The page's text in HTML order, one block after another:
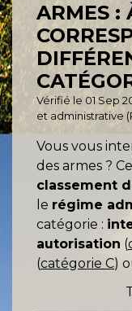
ARMES :
Vérifié le 01 Sep
et administrative
Vous vous
des armes ?
classement
le régime
catégorie :
autorisation (
(catégorie C)